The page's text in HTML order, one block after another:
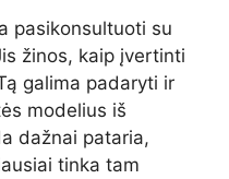
pasikonsultuoti su
žinos, kaip įvertinti
galima padaryti ir
modelius iš
dažnai pataria,
tinka tam